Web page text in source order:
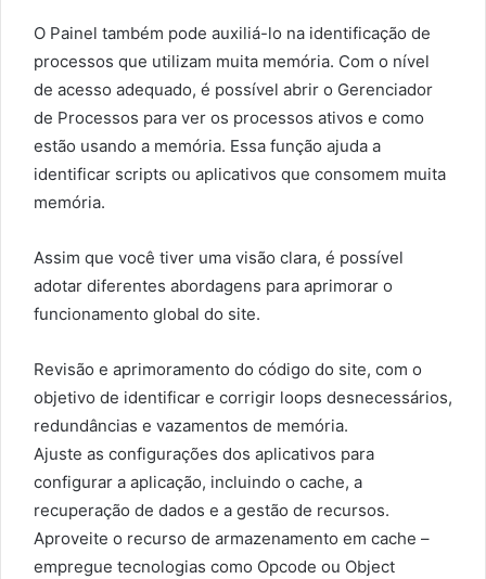
O Painel também pode auxiliá-lo na identificação de
processos que utilizam muita memória. Com o nível
de acesso adequado, é possível abrir o Gerenciador
de Processos para ver os processos ativos e como
estão usando a memória. Essa função ajuda a
identificar scripts ou aplicativos que consomem muita
memória.
Assim que você tiver uma visão clara, é possível
adotar diferentes abordagens para aprimorar o
funcionamento global do site.
Revisão e aprimoramento do código do site, com o
objetivo de identificar e corrigir loops desnecessários,
redundâncias e vazamentos de memória.
Ajuste as configurações dos aplicativos para
configurar a aplicação, incluindo o cache, a
recuperação de dados e a gestão de recursos.
Aproveite o recurso de armazenamento em cache –
empregue tecnologias como Opcode ou Object